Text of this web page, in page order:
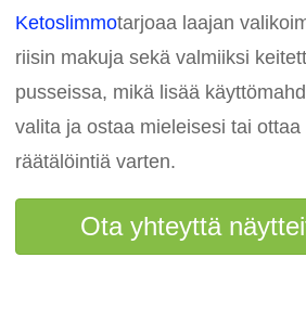
Ketoslimmotarjoaa laajan
riisin makuja sekä valmiiksi
pusseissa, mikä lisää
valita ja ostaa mieleisesi tai
räätälöintiä varten.
Ota yhteyttä